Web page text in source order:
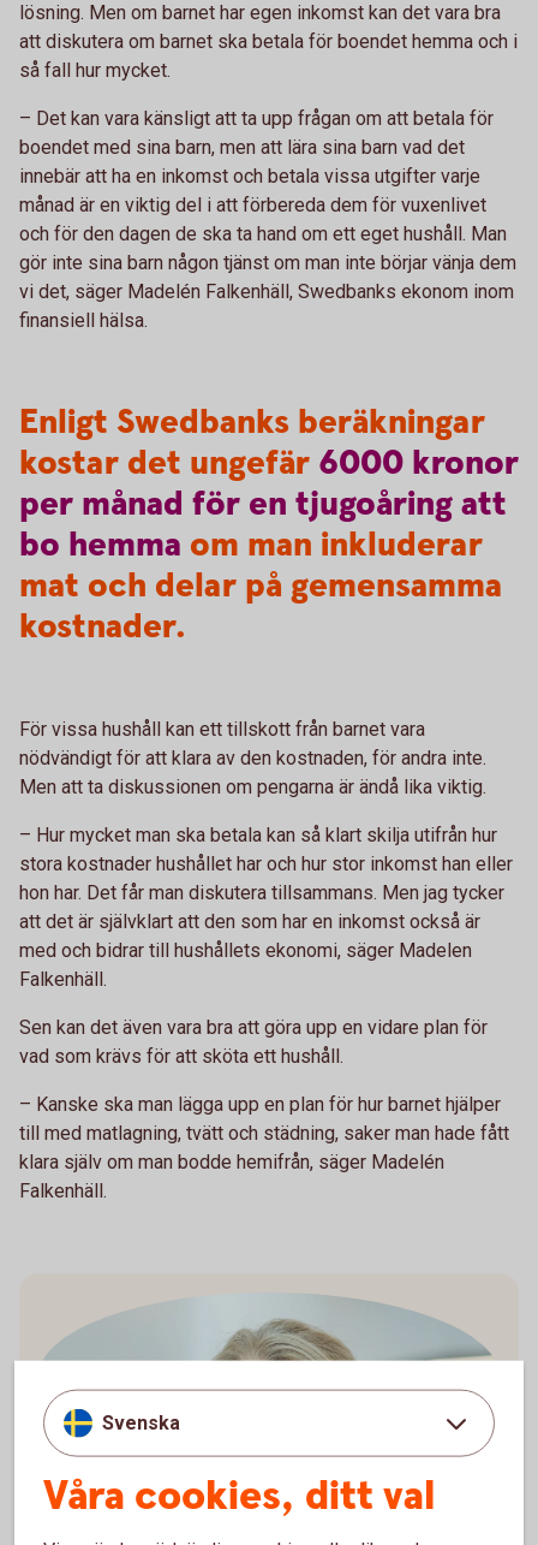
lösning. Men om barnet har egen inkomst kan det vara bra
att diskutera om barnet ska betala för boendet hemma och i
så fall hur mycket.
– Det kan vara känsligt att ta upp frågan om att betala för
boendet med sina barn, men att lära sina barn vad det
innebär att ha en inkomst och betala vissa utgifter varje
månad är en viktig del i att förbereda dem för vuxenlivet
och för den dagen de ska ta hand om ett eget hushåll. Man
gör inte sina barn någon tjänst om man inte börjar vänja dem
vi det, säger Madelén Falkenhäll, Swedbanks ekonom inom
finansiell hälsa.
Enligt Swedbanks beräkningar
kostar det ungefär 6000 kronor
per månad för en tjugoåringatt
bo hemma om man inkluderar
mat och delar på gemensamma
kostnader.
För vissa hushåll kan ett tillskott från barnet vara
nödvändigt för att klara av den kostnaden, för andra inte.
Men att ta diskussionen om pengarna är ändå lika viktig.
– Hur mycket man ska betala kan så klart skilja utifrån hur
stora kostnader hushållet har och hur stor inkomst han eller
hon har. Det får man diskutera tillsammans. Men jag tycker
att det är självklart att den som har en inkomst också är
med och bidrar till hushållets ekonomi, säger Madelen
Falkenhäll.
Sen kan det även vara bra att göra upp en vidare plan för
vad som krävs för att sköta ett hushåll.
– Kanske ska man lägga upp en plan för hur barnet hjälper
till med matlagning, tvätt och städning, saker man hade fått
klara själv om man bodde hemifrån, säger Madelén
Falkenhäll.
Madelén Falkenhäll
Ekonom för Finansiell hälsa
Svenska
Våra cookies, ditt val